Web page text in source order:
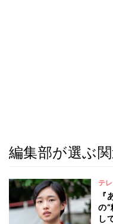
編集部が選ぶ
テ
『
の
し